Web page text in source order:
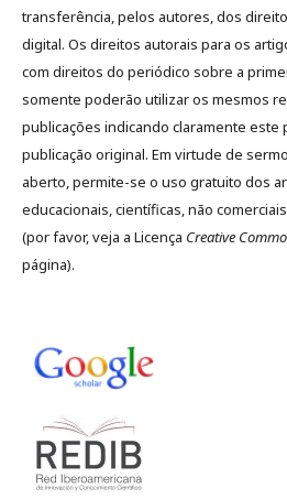
transferência, pelos autores, dos
digital. Os direitos autorais para os
com direitos do periódico sobre a
somente poderão utilizar os mesmos
publicações indicando claramente este
publicação original. Em virtude de
aberto, permite-se o uso gratuito dos
educacionais, científicas, não
(por favor, veja a Licença Creative
página).